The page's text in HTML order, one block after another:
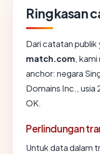
Ringkasan
Dari catatan
match.com,
anchor: negara
Domains Inc., usia
OK.
Perlindungan
Untuk data dalam